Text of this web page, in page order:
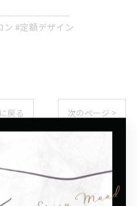
ン #定額デザイン
戻る 次のページ >
Categories
リー